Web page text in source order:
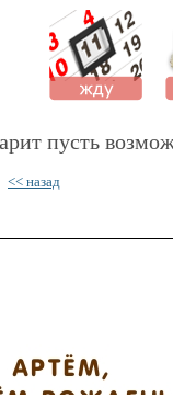
пусть
<< назад